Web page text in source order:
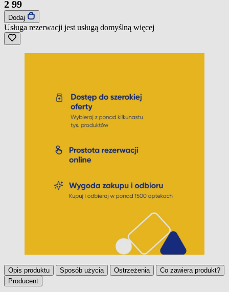
2 99
Dodaj
Usługa rezerwacji jest usługą domyślną więcej
Opis produktu Sposób użycia Ostrzeżenia
Co zawiera produkt?
Producent